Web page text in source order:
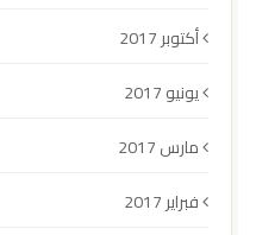
أكتوبر 2017
يونيو 2017
مارس 2017
فبراير 2017